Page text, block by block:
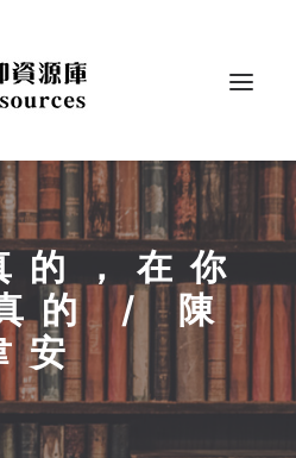
的，在你
的 / 陳
安